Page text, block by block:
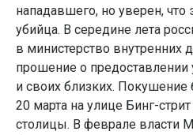
нападавшего, но уверен,
убийца. В середине лета
в министерство внутренних
прошение о
и своих близких.
20 марта на улице Бинг-
столицы. В феврале власти